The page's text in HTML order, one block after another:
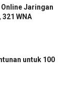
Jaringan
WNA
untuk 100